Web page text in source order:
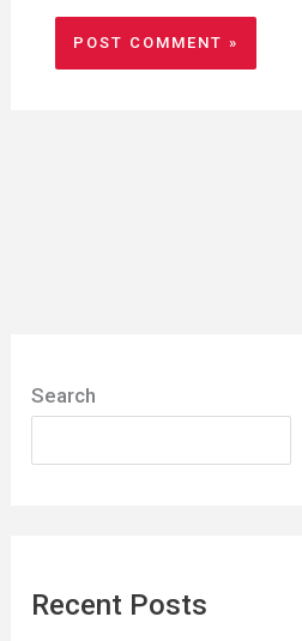
Search
Recent Posts